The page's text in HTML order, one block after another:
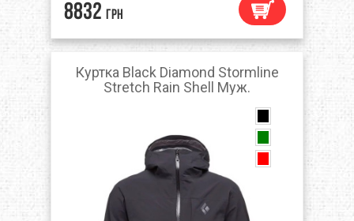
8832 грн
Куртка Black Diamond Stormline
Stretch Rain Shell Муж.